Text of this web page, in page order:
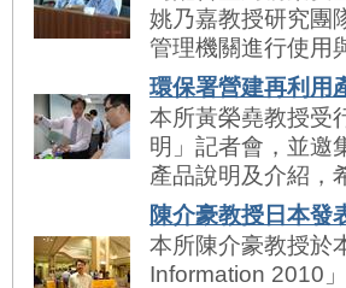
姚乃嘉教授研究團
管理機關進行使用
環保署營建再利用
本所黃榮堯教授受
明」記者會，並邀
產品說明及介紹，
陳介豪教授日本發
本所陳介豪教授於
Information 2010